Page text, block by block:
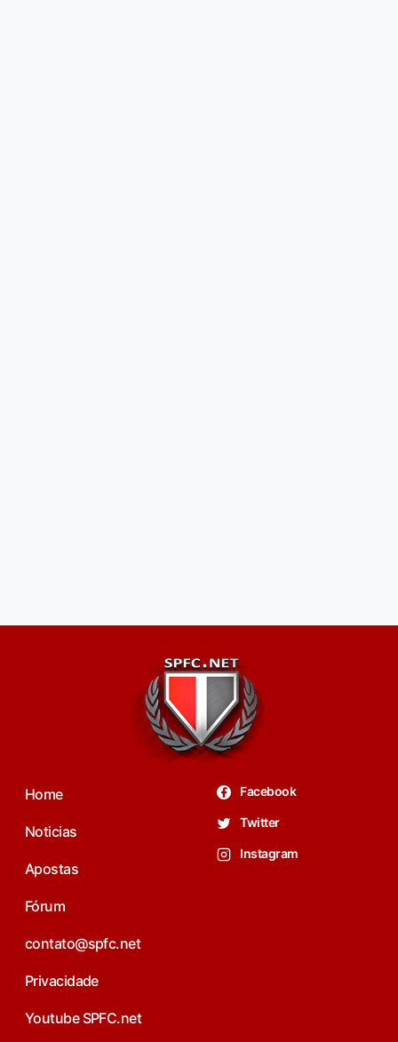
Home
Noticias
Apostas
Fórum
contato@spfc.net
Privacidade
Youtube SPFC.net
Facebook
Twitter
Instagram